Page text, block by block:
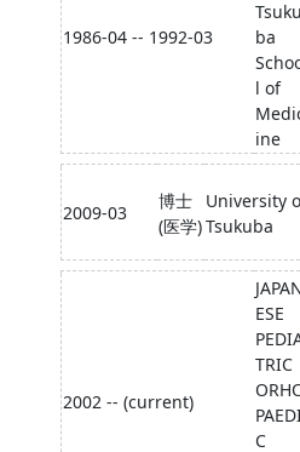
1986-04 -- 1992-03
ba
l of
ine
2009-03
博士
(医学)
University
Tsukuba
2002 -- (current)
ESE
TRIC
C